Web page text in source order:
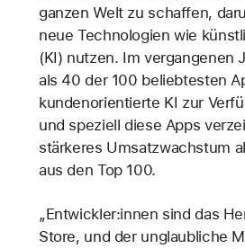
ganzen Welt zu schaffen,
neue Technologien wie
(KI) nutzen. Im vergangenen
als 40 der 100 beliebtesten
kundenorientierte KI zur
und speziell diese Apps
stärkeres Umsatzwachstum
aus den Top 100.
„Entwickler:innen sind das
Store, und der unglaubliche